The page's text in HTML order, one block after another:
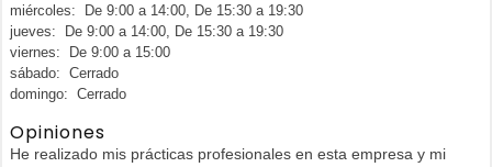
miércoles: De 9:00 a 14:00, De 15:30 a 19:30
jueves: De 9:00 a 14:00, De 15:30 a 19:30
viernes: De 9:00 a 15:00
sábado: Cerrado
domingo: Cerrado
Opiniones
He realizado mis prácticas profesionales en esta empresa y mi